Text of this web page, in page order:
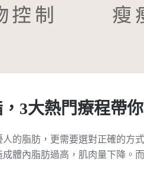
3大熱門療程帶
的脂肪，更需要選對正確的方
體內脂肪過高，肌肉量下降。